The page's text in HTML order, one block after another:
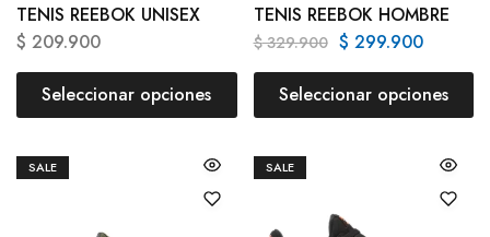
TENIS REEBOK UNISEX
$ 209.900
Seleccionar opciones
TENIS REEBOK HOMBRE
$329.900 $ 299.900
Seleccionar opciones
SALE SALE